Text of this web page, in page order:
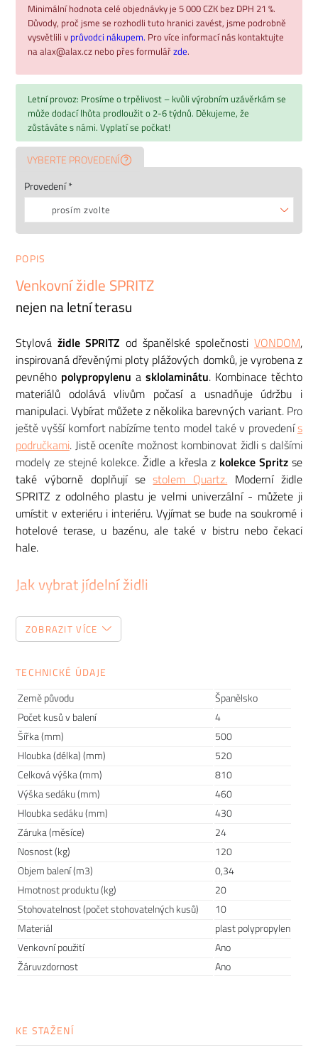
Minimální hodnota celé objednávky je 5 000 CZK bez DPH 21 %.
Důvody, proč jsme se rozhodli tuto hranici zavést, jsme podrobně
vysvětlili v průvodci nákupem. Pro více informací nás kontaktujte
na alax@alax.cz nebo přes formulářzde.
Letní provoz: Prosíme o trpělivost – kvůli výrobním uzávěrkám se
může dodací lhůta prodloužit o 2-6 týdnů. Děkujeme, že
zůstáváte s námi. Vyplatí se počkat!
VYBERTE PROVEDENÍ
Provedení *
prosím zvolte
POPIS
Venkovní židle SPRITZ
nejen na letní terasu
Stylová židle SPRITZod španělské společnostiVONDOM,
inspirovaná dřevěnými ploty plážových domků, je vyrobena z
pevného polypropylenu a sklolaminátu. Kombinace těchto
materiálů odolává vlivům počasí a usnadňuje údržbu i
manipulaci. Vybírat můžete z několika barevných variant. Pro
ještě vyšší komfort nabízíme tento model také v provedenís
područkami. Jistě oceníte možnost kombinovat židli s dalšími
modely ze stejné kolekce.Židle a křesla z kolekce Spritzse
také výborně doplňují sestolem Quartz. Moderní židle
SPRITZ z odolného plastu je velmi univerzální - můžete ji
umístit v exteriéru i interiéru. Vyjímat se bude na soukromé i
hotelové terase, u bazénu, ale také v bistru nebo čekací
hale.
Jak vybrat jídelní židli
Tento zdánlivě jednoduchý kousek nábytku patří mezi
položky, do kterých je dobré investovat. Pokud totiž začnete
hned po ránu. Proto vám dnes poradíme, jak vybrat jídelní
Závan idylického léta
Plážové domky a bílé dřevěné ploty lemující pláž. Hra
přizpůsobí jakémukoli interiéru i exteriéru. Není náhodou, že
ZOBRAZIT VÍCE
TECHNICKÉ ÚDAJE
Země původu
Španělsko
Počet kusů v balení
4
Šířka (mm)
500
Hloubka (délka) (mm)
520
Celková výška (mm)
810
Výška sedáku (mm)
460
Hloubka sedáku (mm)
430
Záruka (měsíce)
24
Nosnost (kg)
120
Objem balení (m3)
0,34
Hmotnost produktu (kg)
20
Stohovatelnost (počet stohovatelných kusů)
10
Materiál
plast polypropylen
Venkovní použití
Ano
Žáruvzdornost
Ano
KE STAŽENÍ